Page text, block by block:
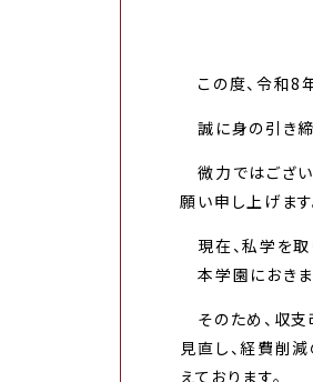
この度、令和8
誠に身の引き締
微力ではござい
願い申し上げます
現在、私学を取
本学園におきま
そのため、収
見直し、経費削
えております。